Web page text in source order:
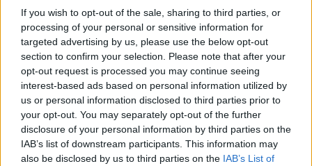
If you wish to opt-out of the sale, sharing to third parties, or
processing of your personal or sensitive information for
targeted advertising by us, please use the below opt-out
section to confirm your selection. Please note that after your
opt-out request is processed you may continue seeing
interest-based ads based on personal information utilized by
us or personal information disclosed to third parties prior to
your opt-out. You may separately opt-out of the further
disclosure of your personal information by third parties on the
IAB’s list of downstream participants. This information may
also be disclosed by us to third parties on the IAB’s List of
Σελιδοποίηση
Προηγούμενη σελίδα
Current page
1 Next page
Ροή ειδήσεων Δημοφιλή